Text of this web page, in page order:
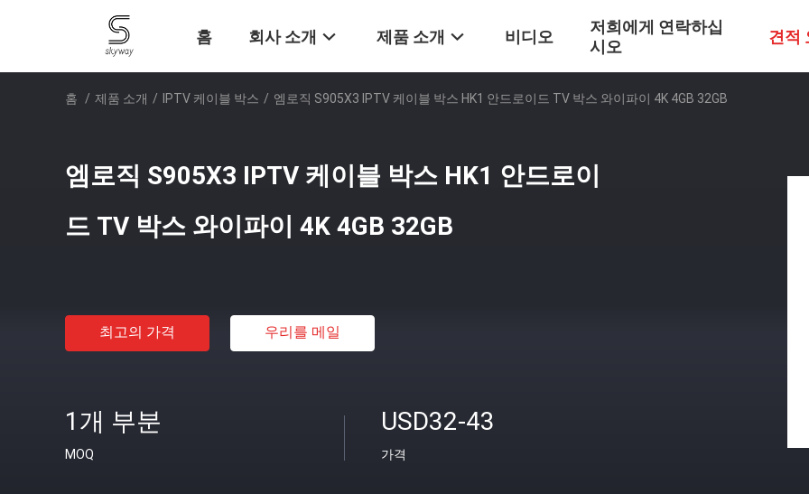
홈 회사 소개 제품 소개 비디오
저희에게 연락하십
시오
견적
홈 / 제품 소개 / IPTV 케이블 박스 / 엠로직 S905X3 IPTV 케이블 박스 HK1 안드로이드 TV 박스 와이파이 4K 4GB 32GB
엠로직 S905X3 IPTV 케이블 박스 HK1 안드로이
드 TV 박스 와이파이 4K 4GB 32GB
최고의 가격 우리를 메일
1개 부분
MOQ
USD32-43
가격